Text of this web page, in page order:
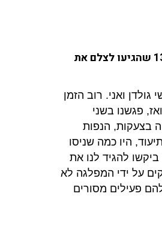
פעילי ליכוד, ביניהם רמי בן יהודה ומשה מירון, תקפו צוות עיתונאים של רשת 13 שהגיעו לצלם את
ואני. רוב הזמן
פגשנו בשני
בצעקות, הנפות
היו כמה שניסו
להגיד לנו את
על ידי המפלגה לא
פעילים מסורים